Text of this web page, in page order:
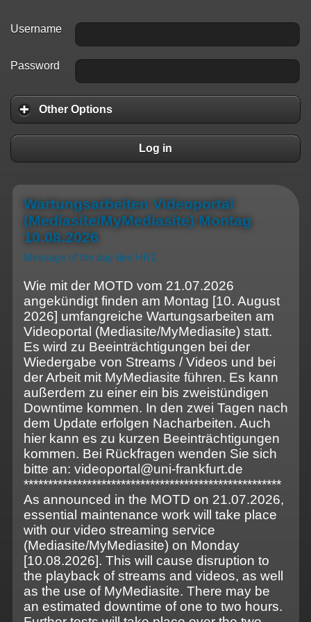
Username
Password
Other Options
Log in
Wartungsarbeiten Videoportal
(Mediasite/MyMediasite) Montag
10.08.2026
Wie mit der MOTD vom 21.07.2026
angekündigt finden am Montag [10. August
2026] umfangreiche Wartungsarbeiten am
Videoportal (Mediasite/MyMediasite) statt.
Es wird zu Beeinträchtigungen bei der
Wiedergabe von Streams / Videos und bei
der Arbeit mit MyMediasite führen. Es kann
außerdem zu einer ein bis zweistündigen
Downtime kommen. In den zwei Tagen nach
dem Update erfolgen Nacharbeiten. Auch
hier kann es zu kurzen Beeinträchtigungen
kommen. Bei Rückfragen wenden Sie sich
bitte an: videoportal@uni-frankfurt.de
*****************************************************
As announced in the MOTD on 21.07.2026,
essential maintenance work will take place
with our video streaming service
(Mediasite/MyMediasite) on Monday
[10.08.2026]. This will cause disruption to
the playback of streams and videos, as well
as the use of MyMediasite. There may be
an estimated downtime of one to two hours.